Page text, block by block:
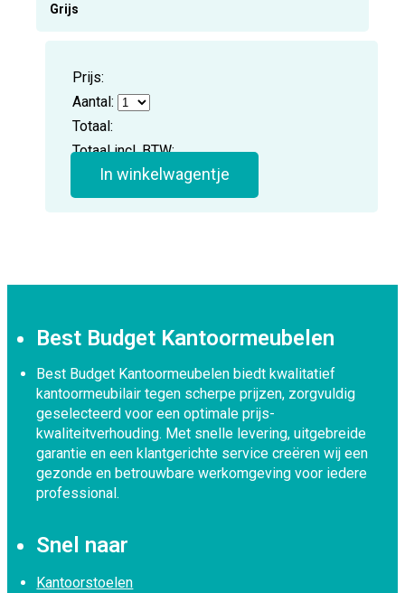
Grijs
Prijs:
Aantal:
Totaal:
Totaal incl. BTW:
In winkelwagentje
Best Budget Kantoormeubelen
Best Budget Kantoormeubelen biedt kwalitatief
kantoormeubilair tegen scherpe prijzen, zorgvuldig
geselecteerd voor een optimale prijs-
kwaliteitverhouding. Met snelle levering, uitgebreide
garantie en een klantgerichte service creëren wij een
gezonde en betrouwbare werkomgeving voor iedere
professional.
Snel naar
Kantoorstoelen